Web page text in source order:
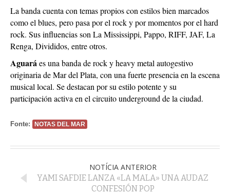
La banda cuenta con temas propios con estilos bien marcados
como el blues, pero pasa por el rock y por momentos por el hard
rock. Sus influencias son La Mississippi, Pappo, RIFF, JAF, La
Renga, Divididos, entre otros.
Aguaráes una banda de rock y heavy metal autogestivo
originaria de Mar del Plata, con una fuerte presencia en la escena
musical local. Se destacan por su estilo potente y su
participación activa en el circuito underground de la ciudad.
Fonte: NOTAS DEL MAR
NOTÍCIA ANTERIOR
YAMI SAFDIE LANZA «LA MALA» UNA AUDAZ
CONFESIÓN POP